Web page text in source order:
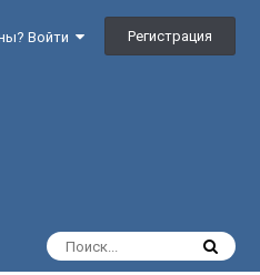
Войти Регистрация